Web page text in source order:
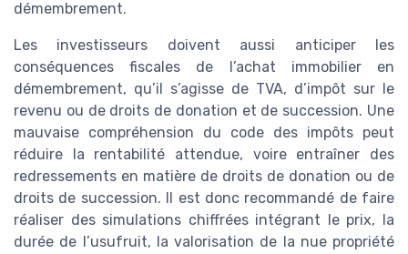
démembrement.
Les investisseurs doivent aussi anticiper les
conséquences fiscales de l’achat immobilier en
démembrement, qu’il s’agisse de TVA, d’impôt sur le
revenu ou de droits de donation et de succession. Une
mauvaise compréhension du code des impôts peut
réduire la rentabilité attendue, voire entraîner des
redressements en matière de droits de donation ou de
droits de succession. Il est donc recommandé de faire
réaliser des simulations chiffrées intégrant le prix, la
durée de l’usufruit, la valorisation de la nue propriété